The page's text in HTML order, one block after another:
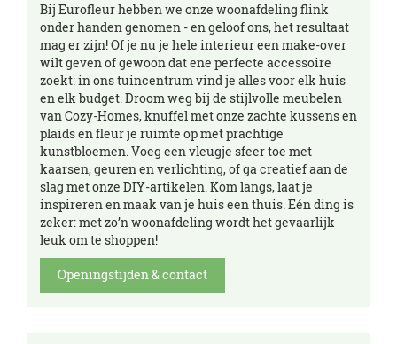
Bij Eurofleur hebben we onze woonafdeling flink
onder handen genomen - en geloof ons, het resultaat
mag er zijn! Of je nu je hele interieur een make-over
wilt geven of gewoon dat ene perfecte accessoire
zoekt: in ons tuincentrum vind je alles voor elk huis
en elk budget. Droom weg bij de stijlvolle meubelen
van Cozy-Homes, knuffel met onze zachte kussens en
plaids en fleur je ruimte op met prachtige
kunstbloemen. Voeg een vleugje sfeer toe met
kaarsen, geuren en verlichting, of ga creatief aan de
slag met onze DIY-artikelen. Kom langs, laat je
inspireren en maak van je huis een thuis. Eén ding is
zeker: met zo’n woonafdeling wordt het gevaarlijk
leuk om te shoppen!
Openingstijden & contact